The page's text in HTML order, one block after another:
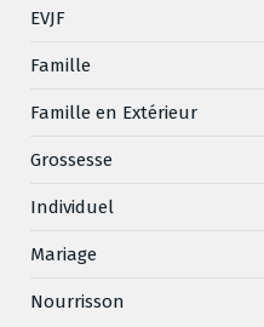
EVJF
Famille
Famille en Extérieur
Grossesse
Individuel
Mariage
Nourrisson